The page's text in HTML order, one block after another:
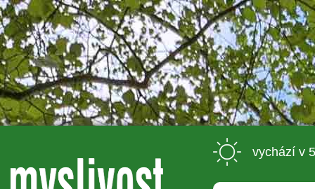
vychází v